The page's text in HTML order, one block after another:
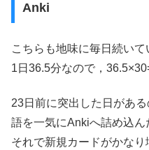
Anki
こちらも地味に毎日続いて
1日36.5分なので，
23日前に突出した日があ
語を一気にAnkiへ詰め込ん
それで新規カードがかな